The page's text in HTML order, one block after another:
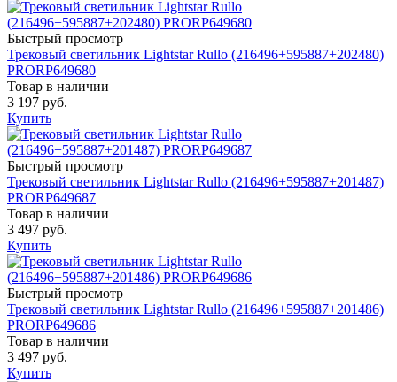
Быстрый просмотр
Трековый светильник Lightstar Rullo (216496+595887+202480)
PRORP649680
Товар в наличии
3 197 руб.
Купить
Быстрый просмотр
Трековый светильник Lightstar Rullo (216496+595887+201487)
PRORP649687
Товар в наличии
3 497 руб.
Купить
Быстрый просмотр
Трековый светильник Lightstar Rullo (216496+595887+201486)
PRORP649686
Товар в наличии
3 497 руб.
Купить